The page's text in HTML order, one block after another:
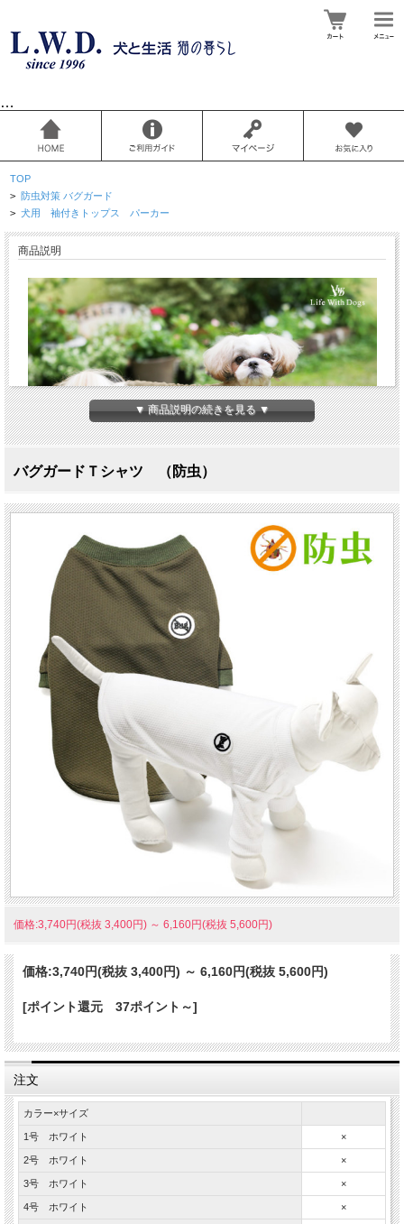
…
TOP
> 防虫対策 バグガード
> 犬用 袖付きトップス パーカー
商品説明
トリエントで防虫対策！
バグガードTシャツ
1号 ～ 6号 MDS, MDM
LGS〜LGL
今年も防虫対策をしっかりとしてあげましょう！防虫新加工素材「トリエン
ト」を使用し、小型の不快飛翔虫をはじめ、ノミ・ダニに優れた忌避効果を発
揮する防虫効果のあるTシャツです。殺虫成分は不使用、安全な素材なので安
心してお使いいただけます。愛犬を有害な虫から守りましょう。
▼ 商品説明の続きを見る ▼
バグガードＴシャツ （防虫）
価格:3,740円(税抜 3,400円) ～ 6,160円(税抜 5,600円)
価格:3,740円(税抜 3,400円) ～ 6,160円(税抜 5,600円)
[ポイント還元 37ポイント～]
注文
カラー×サイズ
1号 ホワイト ×
2号 ホワイト ×
3号 ホワイト ×
4号 ホワイト ×